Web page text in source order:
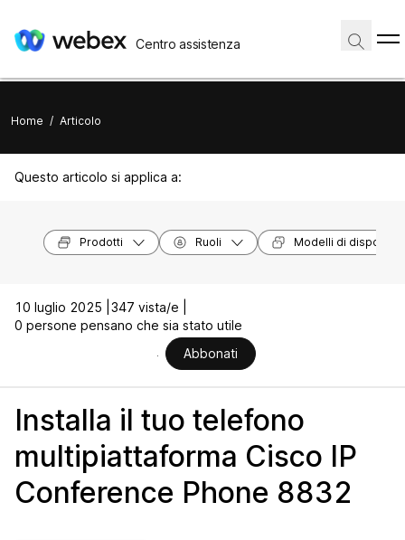
Centro assistenza
Home / Articolo
Questo articolo si applica a:
Prodotti Ruoli Modelli di dispositivi
10 luglio 2025 | 347 vista/e |
0 persone pensano che sia stato utile
Abbonati
Installa il tuo telefono
multipiattaforma Cisco IP
Conference Phone 8832